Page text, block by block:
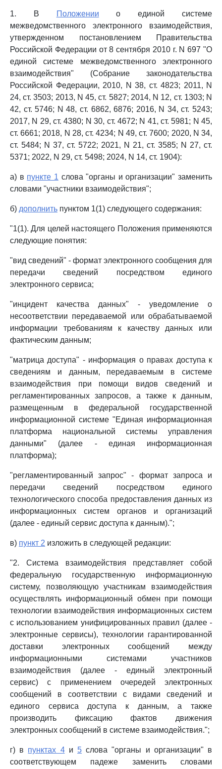
1. В Положении о единой системе
межведомственного электронного взаимодействия,
утвержденном постановлением Правительства
Российской Федерации от 8 сентября 2010 г. N 697 "О
единой системе межведомственного электронного
взаимодействия" (Собрание законодательства
Российской Федерации, 2010, N 38, ст. 4823; 2011, N
24, ст. 3503; 2013, N 45, ст. 5827; 2014, N 12, ст. 1303; N
42, ст. 5746; N 48, ст. 6862, 6876; 2016, N 34, ст. 5243;
2017, N 29, ст. 4380; N 30, ст. 4672; N 41, ст. 5981; N 45,
ст. 6661; 2018, N 28, ст. 4234; N 49, ст. 7600; 2020, N 34,
ст. 5484; N 37, ст. 5722; 2021, N 21, ст. 3585; N 27, ст.
5371; 2022, N 29, ст. 5498; 2024, N 14, ст. 1904):
а) в пункте 1 слова "органы и организации" заменить
словами "участники взаимодействия";
б) дополнить пунктом 1(1) следующего содержания:
"1(1). Для целей настоящего Положения применяются
следующие понятия:
"вид сведений" - формат электронного сообщения для
передачи сведений посредством единого
электронного сервиса;
"инцидент качества данных" - уведомление о
несоответствии передаваемой или обрабатываемой
информации требованиям к качеству данных или
фактическим данным;
"матрица доступа" - информация о правах доступа к
сведениям и данным, передаваемым в системе
взаимодействия при помощи видов сведений и
регламентированных запросов, а также к данным,
размещенным в федеральной государственной
информационной системе "Единая информационная
платформа национальной системы управления
данными" (далее - единая информационная
платформа);
"регламентированный запрос" - формат запроса и
передачи сведений посредством единого
технологического способа предоставления данных из
информационных систем органов и организаций
(далее - единый сервис доступа к данным).";
в) пункт 2 изложить в следующей редакции:
"2. Система взаимодействия представляет собой
федеральную государственную информационную
систему, позволяющую участникам взаимодействия
осуществлять информационный обмен при помощи
технологии взаимодействия информационных систем
с использованием унифицированных правил (далее -
электронные сервисы), технологии гарантированной
доставки электронных сообщений между
информационными системами участников
взаимодействия (далее - единый электронный
сервис) с применением очередей электронных
сообщений в соответствии с видами сведений и
единого сервиса доступа к данным, а также
производить фиксацию фактов движения
электронных сообщений в системе взаимодействия.";
г) в пунктах 4и 5 слова "органы и организации" в
соответствующем падеже заменить словами